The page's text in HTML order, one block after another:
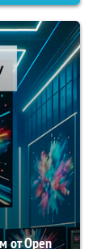
от Open